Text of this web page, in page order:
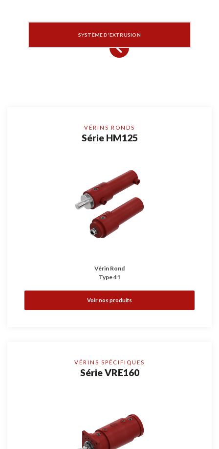
SYSTÈME D'EXTRUSION
VÉRINS RONDS
Série HM125
Vérin Rond
Type 41
Voir nos produits
VÉRINS SPÉCIFIQUES
Série VRE160